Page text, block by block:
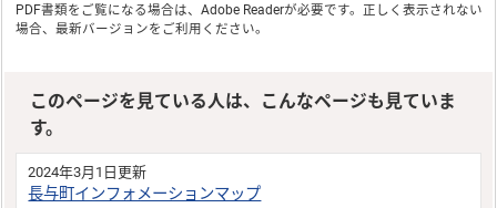
PDF書類をご覧になる場合は、Adobe Readerが必要です。正しく表示されない
場合、最新バージョンをご利用ください。
このページを見ている人は、こんなページも見ていま
す。
2024年3月1日更新
長与町インフォメーションマップ